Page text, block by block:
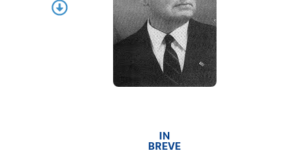
IN
BREVE